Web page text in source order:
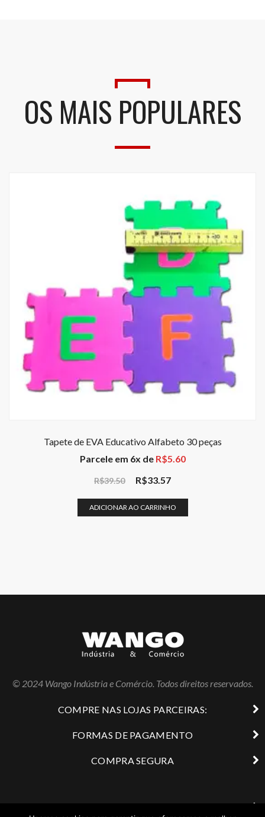
OS MAIS POPULARES
Tapete de EVA Educativo Alfabeto 30 peças
Parcele em 6x de R$5.60
R$39.50 R$33.57
ADICIONAR AO CARRINHO
© 2024 Wango Indústria e Comércio. Todos direitos reservados.
COMPRE NAS LOJAS PARCEIRAS:
FORMAS DE PAGAMENTO
COMPRA SEGURA